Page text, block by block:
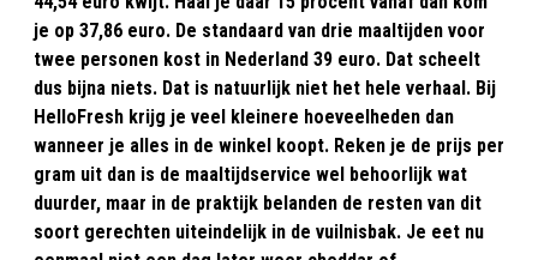
je op 37,86 euro. De standaard van drie maaltijden voor
twee personen kost in Nederland 39 euro. Dat scheelt
dus bijna niets. Dat is natuurlijk niet het hele verhaal. Bij
HelloFresh krijg je veel kleinere hoeveelheden dan
wanneer je alles in de winkel koopt. Reken je de prijs per
gram uit dan is de maaltijdservice wel behoorlijk wat
duurder, maar in de praktijk belanden de resten van dit
soort gerechten uiteindelijk in de vuilnisbak. Je eet nu